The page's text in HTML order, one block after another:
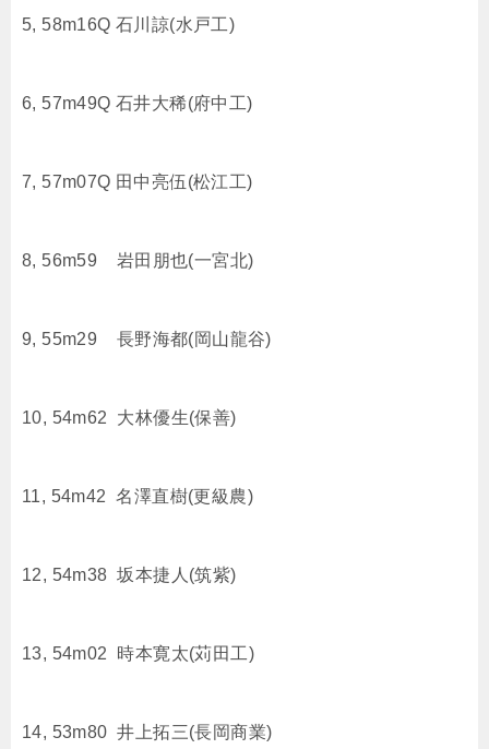
5, 58m16Q 石川諒(水戸工)
6, 57m49Q 石井大稀(府中工)
7, 57m07Q 田中亮伍(松江工)
8, 56m59 岩田朋也(一宮北)
9, 55m29 長野海都(岡山龍谷)
10, 54m62 大林優生(保善)
11, 54m42 名澤直樹(更級農)
12, 54m38 坂本捷人(筑紫)
13, 54m02 時本寛太(苅田工)
14, 53m80 井上拓三(長岡商業)